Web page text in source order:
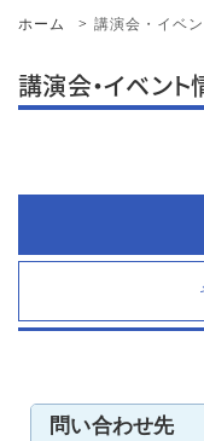
ホーム 講演会・イベ
講演会・イベント
問い合わせ先